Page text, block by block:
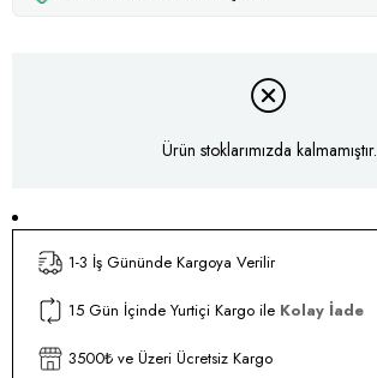
Ürün stoklarımızda kalmamıştır.
1-3 İş Gününde Kargoya Verilir
15 Gün İçinde Yurtiçi Kargo ile Kolay İade
3500₺ ve Üzeri Ücretsiz Kargo